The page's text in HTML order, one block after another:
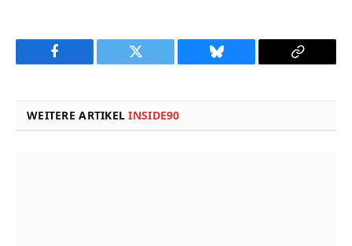
Facebook Twitter Bluesky
Copy
WEITERE ARTIKELINSIDE90